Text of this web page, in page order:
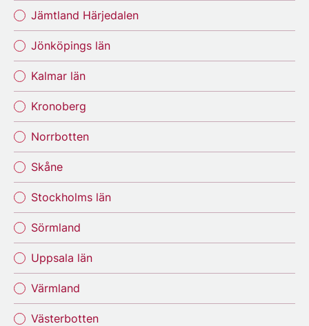
Jämtland Härjedalen
Jönköpings län
Kalmar län
Kronoberg
Norrbotten
Skåne
Stockholms län
Sörmland
Uppsala län
Värmland
Västerbotten